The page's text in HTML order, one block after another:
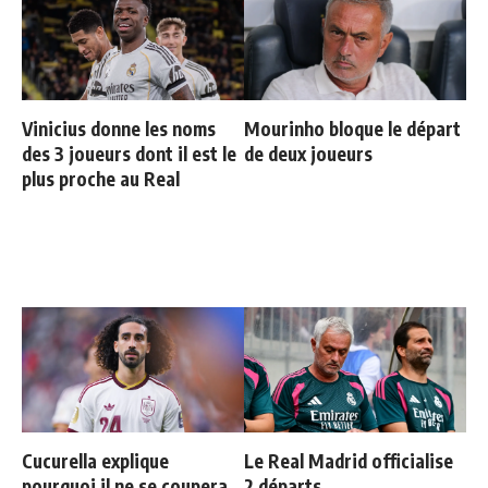
Vinicius donne les noms
des 3 joueurs dont il est le
plus proche au Real
Mourinho bloque le départ
de deux joueurs
Cucurella explique
Le Real Madrid officialise